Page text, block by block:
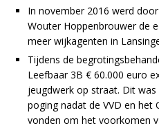
In november 2016 werd
Wouter Hoppenbrouwer de
meer wijkagenten in
Tijdens de
Leefbaar 3B € 60.000 euro
jeugdwerk op straat. Dit
poging nadat de VVD en het
vonden om het voorkomen